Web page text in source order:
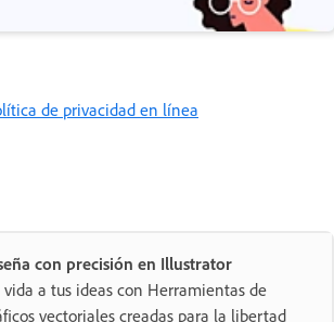
de privacidad en línea
con precisión en Illustrator
vida a tus ideas con Herramientas de
vectoriales creadas para la libertad